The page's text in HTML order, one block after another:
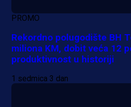
PROMO
Rekordno polugodište BH
miliona KM, dobit veća 12
produktivnost u historiji
1 sedmica 3 dan